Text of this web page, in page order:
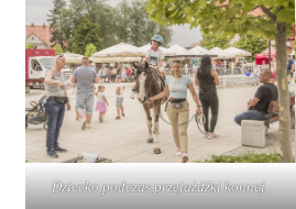
Dziecko podczas przejażdżki konnej.